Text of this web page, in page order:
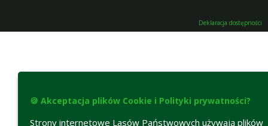
Deklaracja dostępności
🍪 Akceptacja plików Cookie i Polityki prywatności?
Strony internetowe Lasów Państwowych używają plików